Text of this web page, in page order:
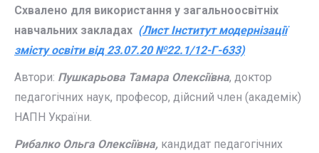
Схвалено для використання у загальноосвітніх
навчальних закладах (Лист Інститут модернізації
змісту освіти від 23.07.20 №22.1/12-Г-633)
Автори: Пушкарьова Тамара Олексіївна, доктор
педагогічних наук, професор, дійсний член (академік)
НАПН України.
Рибалко Ольга Олексіївна, кандидат педагогічних